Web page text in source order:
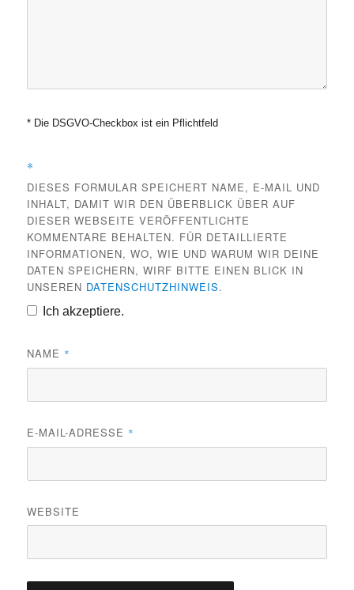
* Die DSGVO-Checkbox ist ein Pflichtfeld
*
DIESES FORMULAR SPEICHERT NAME, E-MAIL UND
INHALT, DAMIT WIR DEN ÜBERBLICK ÜBER AUF
DIESER WEBSEITE VERÖFFENTLICHTE
KOMMENTARE BEHALTEN. FÜR DETAILLIERTE
INFORMATIONEN, WO, WIE UND WARUM WIR DEINE
DATEN SPEICHERN, WIRF BITTE EINEN BLICK IN
UNSEREN DATENSCHUTZHINWEIS.
Ich akzeptiere.
NAME *
E-MAIL-ADRESSE *
WEBSITE